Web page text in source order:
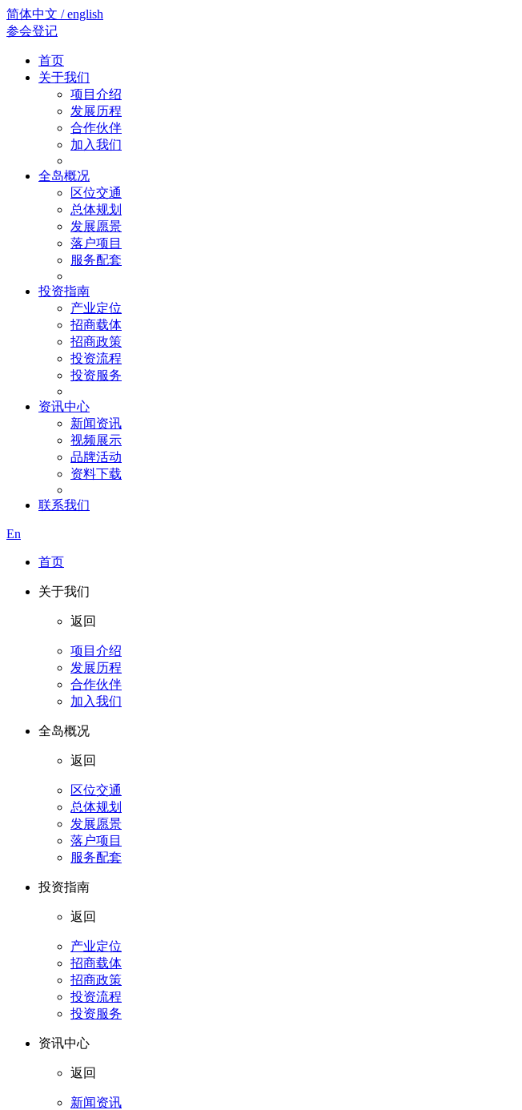
简体中文 / english
参会登记
首页
关于我们
项目介绍
发展历程
合作伙伴
加入我们
全岛概况
区位交通
总体规划
发展愿景
落户项目
服务配套
投资指南
产业定位
招商载体
招商政策
投资流程
投资服务
资讯中心
新闻资讯
视频展示
品牌活动
资料下载
联系我们
En
首页
关于我们
返回
项目介绍
发展历程
合作伙伴
加入我们
全岛概况
返回
区位交通
总体规划
发展愿景
落户项目
服务配套
投资指南
返回
产业定位
招商载体
招商政策
投资流程
投资服务
资讯中心
返回
新闻资讯